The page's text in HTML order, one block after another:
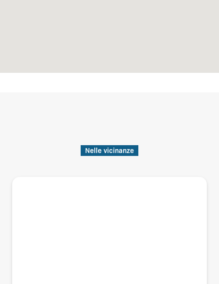
Nelle vicinanze